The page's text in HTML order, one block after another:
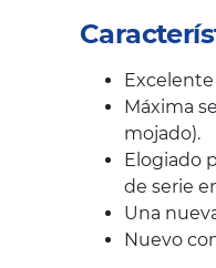
Máxima
mojado).
Elogiado
de serie
Una
Nuevo